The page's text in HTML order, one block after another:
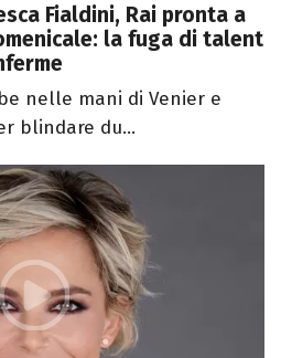
Fialdini, Rai pronta a
la fuga di talent
nelle mani di Venier e
blindare du...